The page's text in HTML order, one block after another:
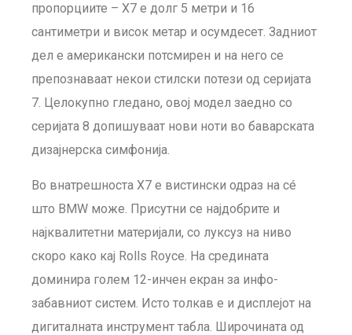
пропорциите – X7 е долг 5 метри и 16
сантиметри и висок метар и осумдесет. Задниот
дел е американски потсмирен и на него се
препознаваат некои стилски потези од серијата
7. Целокупно гледано, овој модел заедно со
серијата 8 допишуваат нови ноти во баварската
дизајнерска симфонија.
Во внатрешноста X7 е вистински одраз на сé
што BMW може. Присутни се најдобрите и
најквалитетни материјали, со луксуз на ниво
скоро како кај Rolls Royce. На средината
доминира голем 12-инчен екран за инфо-
забавниот систем. Исто толкав е и дисплејот на
дигиталната инструмент табла. Широчината од